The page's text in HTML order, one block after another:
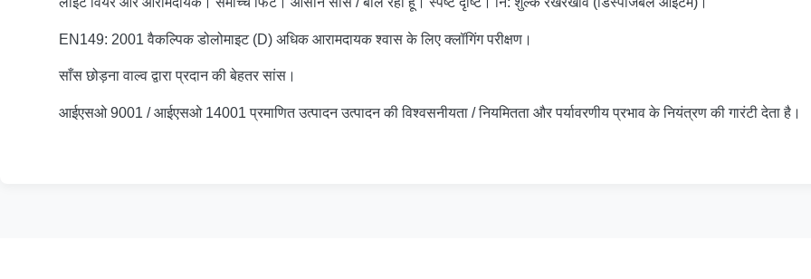
EN149: 2001 वैकल्पिक डोलोमाइट (D) अधिक आरामदायक श्वास के लिए क्लॉगिंग परीक्षण।
साँस छोड़ना वाल्व द्वारा प्रदान की बेहतर सांस।
आईएसओ 9001 / आईएसओ 14001 प्रमाणित उत्पादन उत्पादन की विश्वसनीयता / नियमितता और पर्यावरणीय प्रभाव के नियंत्रण की गारंटी देता है।